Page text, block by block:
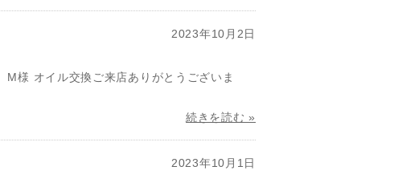
2023年10月2日
様 オイル交換ご来店ありがとうございま
続きを読む »
2023年10月1日